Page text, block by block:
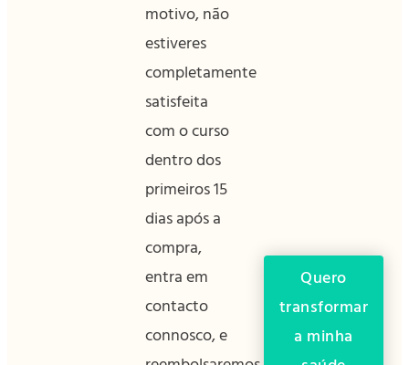
motivo, não
estiveres
completamente
satisfeita
com o curso
dentro dos
primeiros 15
dias após a
compra,
entra em
contacto
connosco, e
Quero
transformar
a minha